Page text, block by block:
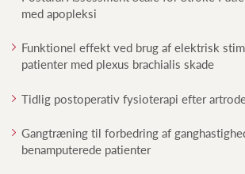
med apopleksi
Funktionel effekt ved brug af elektrisk
patienter med plexus brachialis skade
Tidlig postoperativ fysioterapi efter
Gangtræning til forbedring af
benamputerede patienter